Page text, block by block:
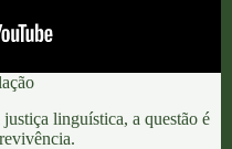
linguística, a questão é